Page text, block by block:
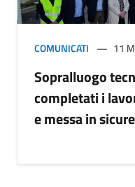
COMUNICATI 11
Sopralluogo
completati i
e messa in